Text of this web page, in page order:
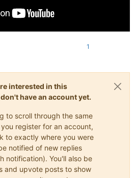
1
interested in this
have an account yet.
to scroll through the same
register for an account,
to exactly where you were
notified of new replies
notification). You'll also be
and upvote posts to show